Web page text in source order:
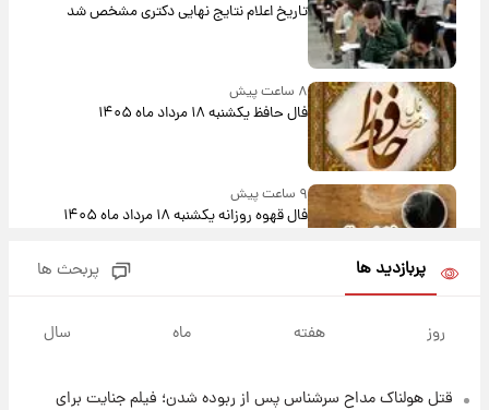
تاریخ اعلام نتایج نهایی دکتری مشخص شد
۸ ساعت پیش
فال حافظ یکشنبه ۱۸ مرداد ماه ۱۴۰۵
۹ ساعت پیش
فال قهوه روزانه یکشنبه ۱۸ مرداد ماه ۱۴۰۵
۱۷ ساعت پیش
پربازدید ها پربحث ها
روز هفته ماه سال
قتل هولناک مداح سرشناس پس از ربوده شدن؛ فیلم جنایت برای